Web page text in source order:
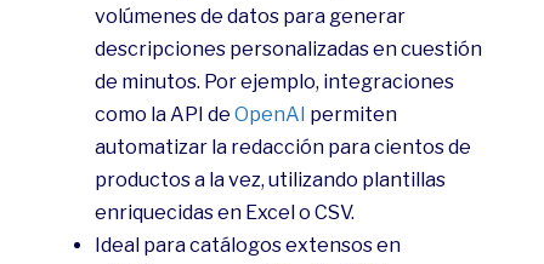
volúmenes de datos para generar
descripciones personalizadas en cuestión
de minutos. Por ejemplo, integraciones
como la API de OpenAI permiten
automatizar la redacción para cientos de
productos a la vez, utilizando plantillas
enriquecidas en Excel o CSV.
Ideal para catálogos extensos en